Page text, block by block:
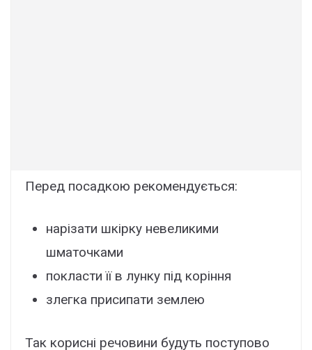
Перед посадкою рекомендується:
нарізати шкірку невеликими
шматочками
покласти її в лунку під коріння
злегка присипати землею
Так корисні речовини будуть поступово